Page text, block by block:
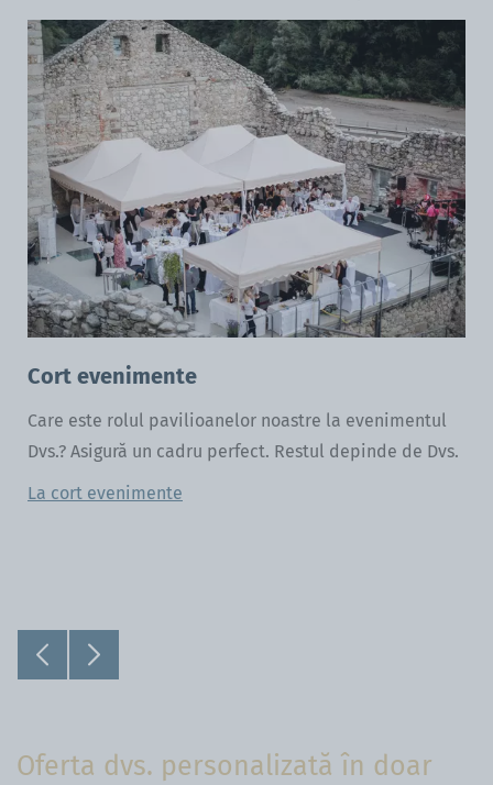
Cort evenimente
Care este rolul pavilioanelor noastre la evenimentul
Dvs.? Asigură un cadru perfect. Restul depinde de Dvs.
La cort evenimente
Oferta dvs. personalizată în doar